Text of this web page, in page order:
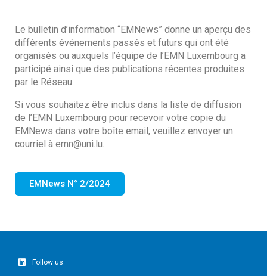
Le bulletin d’information “EMNews” donne un aperçu des
différents événements passés et futurs qui ont été
organisés ou auxquels l’équipe de l’EMN Luxembourg a
participé ainsi que des publications récentes produites
par le Réseau.
Si vous souhaitez être inclus dans la liste de diffusion
de l’EMN Luxembourg pour recevoir votre copie du
EMNews dans votre boîte email, veuillez envoyer un
courriel à emn@uni.lu.
EMNews N° 2/2024
Follow us